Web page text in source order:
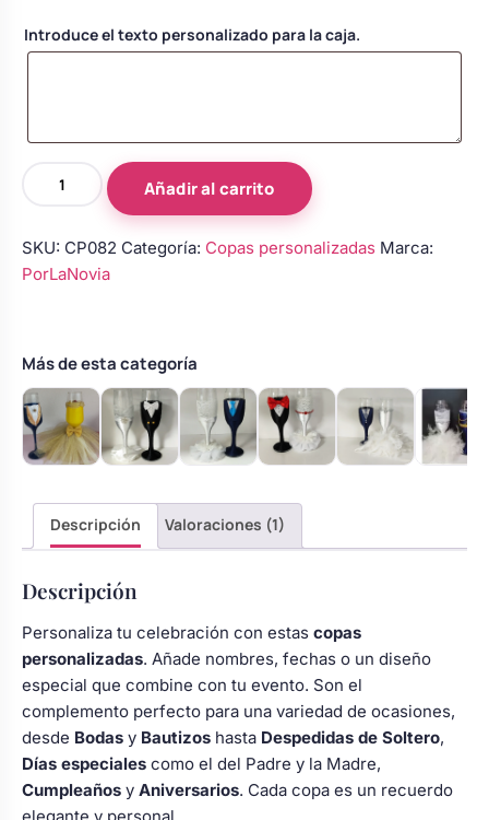
Introduce el texto personalizado para la caja.
personalizadas
en
lazo
brillantes
cantidad
Añadir al carrito
SKU: CP082 Categoría: Copas personalizadas Marca:
PorLaNovia
Más de esta categoría
Descripción Valoraciones (1)
Descripción
Personaliza tu celebración con estas copas
personalizadas. Añade nombres, fechas o un diseño
especial que combine con tu evento. Son el
complemento perfecto para una variedad de ocasiones,
desde Bodas y Bautizos hasta Despedidas de Soltero,
Días especiales como el del Padre y la Madre,
Cumpleaños y Aniversarios. Cada copa es un recuerdo